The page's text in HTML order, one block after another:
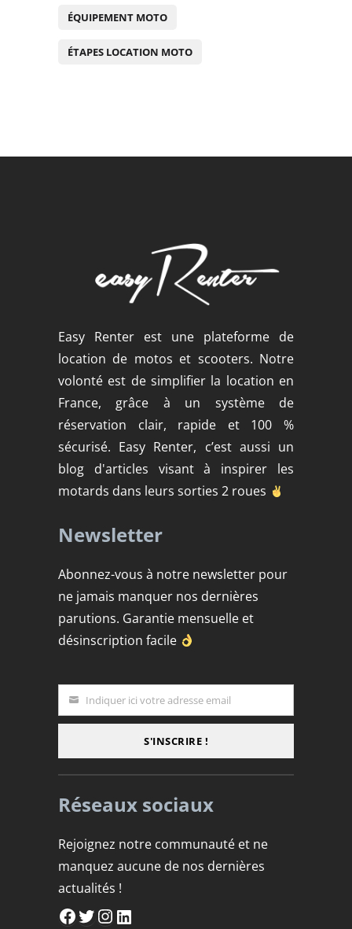
ÉQUIPEMENT MOTO
ÉTAPES LOCATION MOTO
Easy Renter est une plateforme de
location de motos et scooters. Notre
volonté est de simplifier la location en
France, grâce à un système de
réservation clair, rapide et 100 %
sécurisé. Easy Renter, c’est aussi un
blog d'articles visant à inspirer les
motards dans leurs sorties 2 roues
Newsletter
Abonnez-vous à notre newsletter pour
ne jamais manquer nos dernières
parutions. Garantie mensuelle et
désinscription facile
EmailIndiquer ici votre adresse email
S'INSCRIRE !
Réseaux sociaux
Rejoignez notre communauté et ne
manquez aucune de nos dernières
actualités !
Facebook
Twitter
Instagram